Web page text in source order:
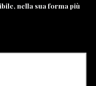
nella sua forma più